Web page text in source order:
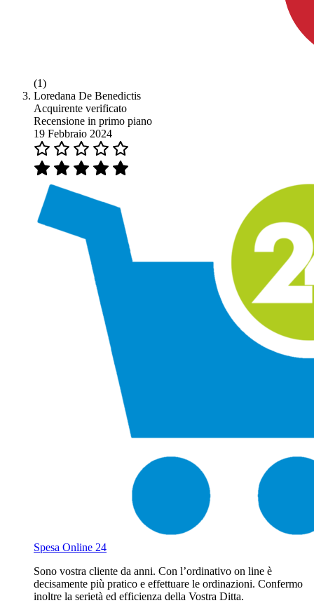
(1)
Loredana De Benedictis
Acquirente verificato
Recensione in primo piano
19 Febbraio 2024
Spesa Online 24
Sono vostra cliente da anni. Con l’ordinativo on line è
decisamente più pratico e effettuare le ordinazioni. Confermo
inoltre la serietà ed efficienza della Vostra Ditta.